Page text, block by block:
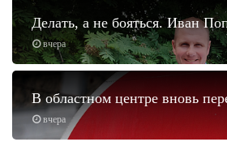
вчера
Делать, а не бояться. Иван
вчера
В областном центре вновь